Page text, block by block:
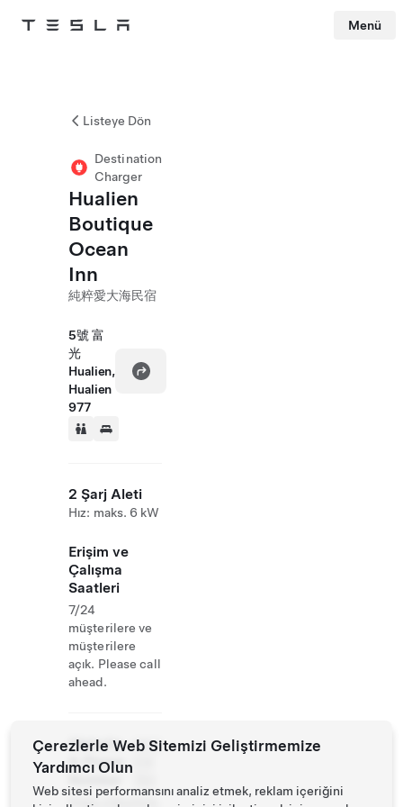
Tesla Menü
Listeye Dön
Destination
Charger
Hualien
Boutique
Ocean
Inn
純粹愛大海民宿
5號 富
光
Hualien,
Hualien
977
2 Şarj Aleti
Hız: maks. 6 kW
Erişim ve
Çalışma
Saatleri
7/24
müşterilere ve
müşterilere
açık. Please call
ahead.
Website
& Phone
0913
https://dearbnb.
Çerezlerle Web Sitemizi Geliştirmemize
Yardımcı Olun
Web sitesi performansını analiz etmek, reklam içeriğini